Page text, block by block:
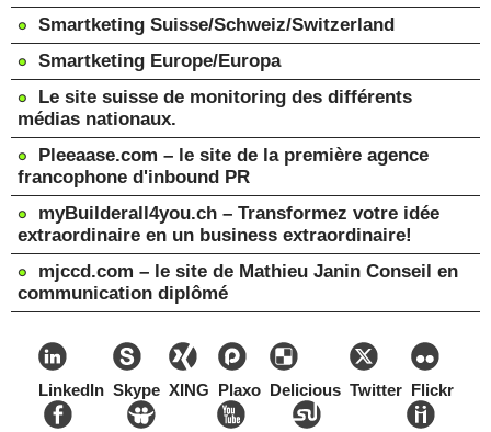
Smartketing Suisse/Schweiz/Switzerland
Smartketing Europe/Europa
Le site suisse de monitoring des différents
médias nationaux.
Pleeaase.com – le site de la première agence
francophone d'inbound PR
myBuilderall4you.ch – Transformez votre idée
extraordinaire en un business extraordinaire!
mjccd.com – le site de Mathieu Janin Conseil en
communication diplômé
LinkedIn Skype XING Plaxo Delicious Twitter Flickr